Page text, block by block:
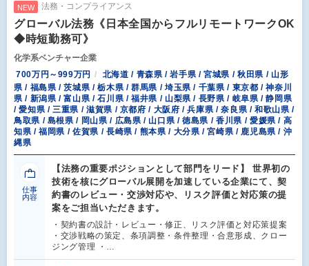
NEW 法務・コンプライアンス
グローバル法務《日本全国からフルリモートワークOK
◆時短勤務可》
化学系ベンチャー企業
700万円～999万円
北海道 / 青森県 / 岩手県 / 宮城県 / 秋田県 / 山形
県 / 福島県 / 茨城県 / 栃木県 / 群馬県 / 埼玉県 / 千葉県 / 東京都 / 神奈川
県 / 新潟県 / 富山県 / 石川県 / 福井県 / 山梨県 / 長野県 / 岐阜県 / 静岡県
/ 愛知県 / 三重県 / 滋賀県 / 京都府 / 大阪府 / 兵庫県 / 奈良県 / 和歌山県 /
鳥取県 / 島根県 / 岡山県 / 広島県 / 山口県 / 徳島県 / 香川県 / 愛媛県 / 高
知県 / 福岡県 / 佐賀県 / 長崎県 / 熊本県 / 大分県 / 宮崎県 / 鹿児島県 / 沖
縄県
仕事
内容
【法務の重要ポジションとして部門をリード】 世界初の
技術を核にグローバル展開を加速している企業にて、契
約書のレビュー・交渉対応や、リスク評価と対応策の提
案をご担当いただきます。
・契約書の設計・レビュー・修正、リスク評価と対応策提案
・交渉戦略の策定、条項調整・条件整理・合意形成、クロー
ジング管理 ・…